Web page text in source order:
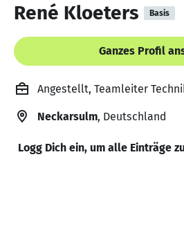
René Kloeters Basis
Ganzes Profil
Angestellt, Teamleiter
Neckarsulm, Deutschland
Logg Dich ein, um alle Einträge